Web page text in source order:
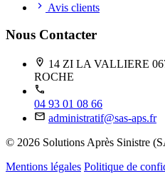
Avis clients
Nous Contacter
14 ZI LA VALLIERE
ROCHE
04 93 01 08 66
administratif@sas-aps.fr
© 2026 Solutions Après Sinistre
Mentions légales Politique de